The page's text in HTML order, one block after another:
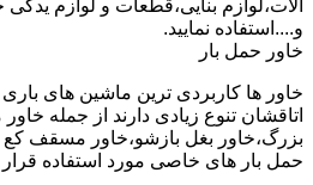
آلات،لوازم بنایی،قطعات و لوازم یدکی
و....استفاده نمایید.
خاور حمل بار
خاور ها کاربردی ترین ماشین های باری
اتاقشان تنوع زیادی دارند از جمله
بزرگ،خاور بغل بازشو،خاور مسقف کع
حمل بار های خاصی مورد استفاده قرار